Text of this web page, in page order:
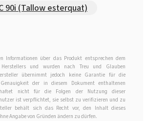
90i (Tallow esterquat)
Informationen über das Produkt entsprechen dem
und wurden nach Treu und Glauben
übernimmt jedoch keine Garantie für die
der in diesem Dokument enthaltenen
nicht für die Folgen der Nutzung dieser
ist verpflichtet, sie selbst zu verifizieren und zu
behält sich das Recht vor, den Inhalt dieses
Angabe von Gründen ändern zu dürfen.